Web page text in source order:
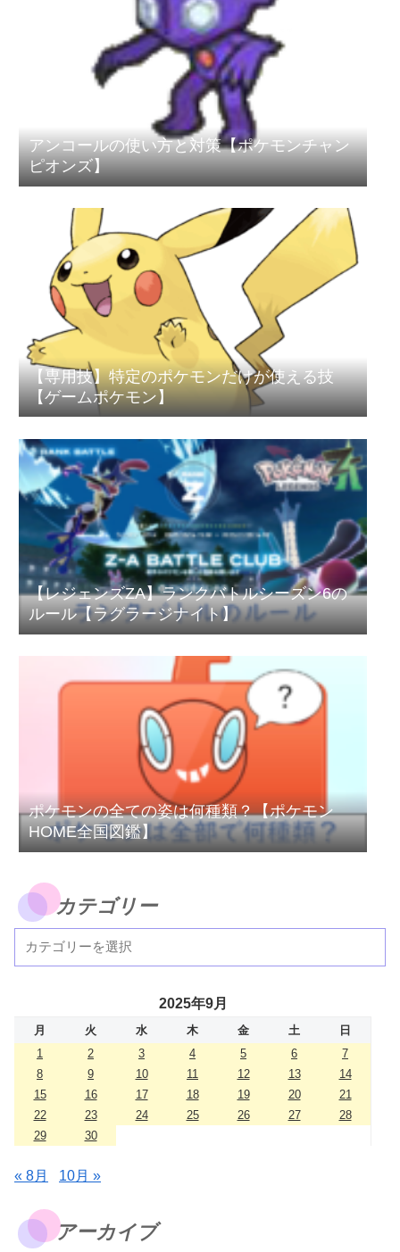
アンコールの使い方と対策【ポケモンチャン
ピオンズ】
【専用技】特定のポケモンだけが使える技
【ゲームポケモン】
【レジェンズZA】ランクバトルシーズン6の
ルール【ラグラージナイト】
ポケモンの全ての姿は何種類？【ポケモン
HOME全国図鑑】
カテゴリー
2025年9月
月 火 水 木 金 土
日
1
2 3 4 5 6
7
8
9 10 11 12 13
14
15
16 17 18 19 20
21
22
23 24 25 26 27
28
29
30
« 8月 10月 »
アーカイブ